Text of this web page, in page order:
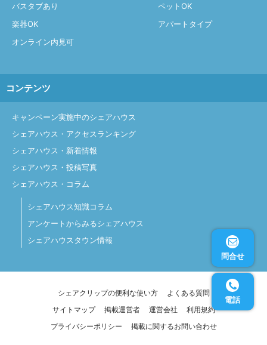
バスタブあり
ペットOK
楽器OK
アパートタイプ
オンライン内見可
コンテンツ
キャンペーン実施中のシェアハウス
シェアハウス・アクセスランキング
シェアハウス・新着情報
シェアハウス・投稿写真
シェアハウス・コラム
シェアハウス知識コラム
アンケートからみるシェアハウス
シェアハウスタウン情報
シェアクリップの便利な使い方
よくある質問
サイトマップ
掲載運営者 運営会社
利用規約
プライバシーポリシー
掲載に関するお問い合わせ
問合せ
電話